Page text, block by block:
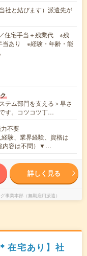
社と結びます）派遣先が
住宅手当＋残業代 ※残
当あり ※経験・年齢・能
テム部門を支える＞早さ
す。コツコツ丁…
不要
験、業界経験、資格は
内容は不問）▼…
詳しく見る
業本部（無期雇用派遣）
在宅あり】社